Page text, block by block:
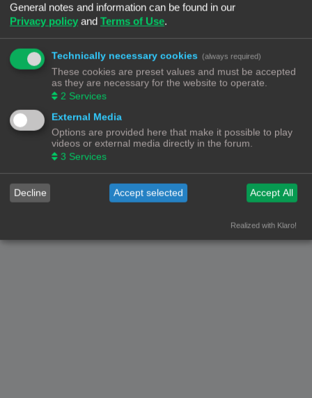
Moderator
Alle forums
ALGEMENE MODERATORS
Geen leden gevonden met deze zoekcriteria.
Ga naar
Forumoverzicht
© Copyright
! - 3dprintforum.eu
Alle Rechten Voorbehouden
Privacy|Gebruikersvoorwaarden
General notes and information can be found in our
Privacy policy and Terms of Use.
Technically necessary cookies (always required)
These cookies are preset values and must be accepted
as they are necessary for the website to operate.
2 Services
External Media
Options are provided here that make it possible to play
videos or external media directly in the forum.
3 Services
Decline Accept selected Accept All
Realized with Klaro!